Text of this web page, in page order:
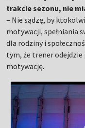
trakcie sezonu, nie
– Nie sądzę, by
motywacji, spełniania
dla rodziny i
tym, że trener odejdzie
motywację.